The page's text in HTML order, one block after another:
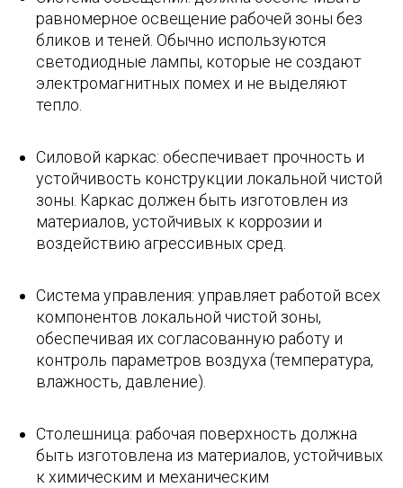
равномерное освещение рабочей зоны без
бликов и теней. Обычно используются
светодиодные лампы, которые не создают
электромагнитных помех и не выделяют
тепло.
Силовой каркас: обеспечивает прочность и
устойчивость конструкции локальной чистой
зоны. Каркас должен быть изготовлен из
материалов, устойчивых к коррозии и
воздействию агрессивных сред.
Система управления: управляет работой всех
компонентов локальной чистой зоны,
обеспечивая их согласованную работу и
контроль параметров воздуха (температура,
влажность, давление).
Столешница: рабочая поверхность должна
быть изготовлена из материалов, устойчивых
к химическим и механическим